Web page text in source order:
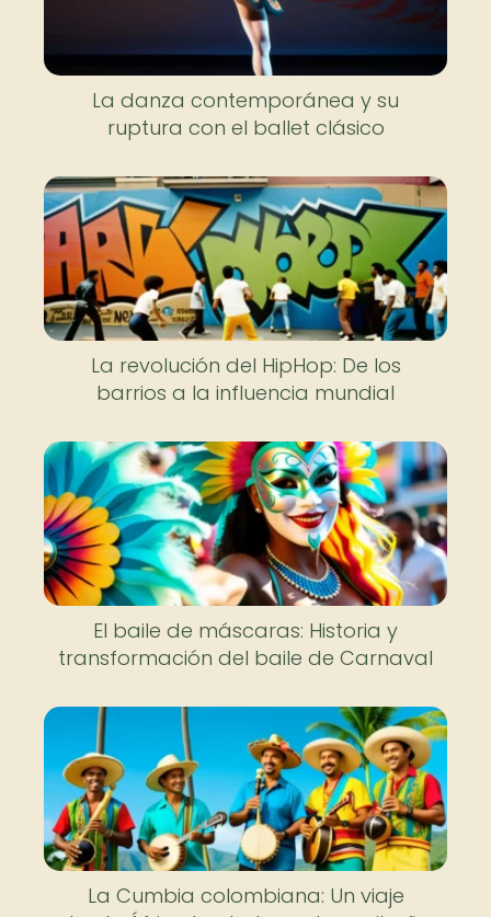
La danza contemporánea y su
ruptura con el ballet clásico
La revolución del HipHop: De los
barrios a la influencia mundial
El baile de máscaras: Historia y
transformación del baile de Carnaval
La Cumbia colombiana: Un viaje